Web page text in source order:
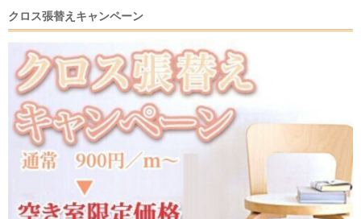
クロス張替えキャンペーン
カーテン・ブラインドの交換
その他設備交換
給湯器の交換
リフォームパック
リフォームパック